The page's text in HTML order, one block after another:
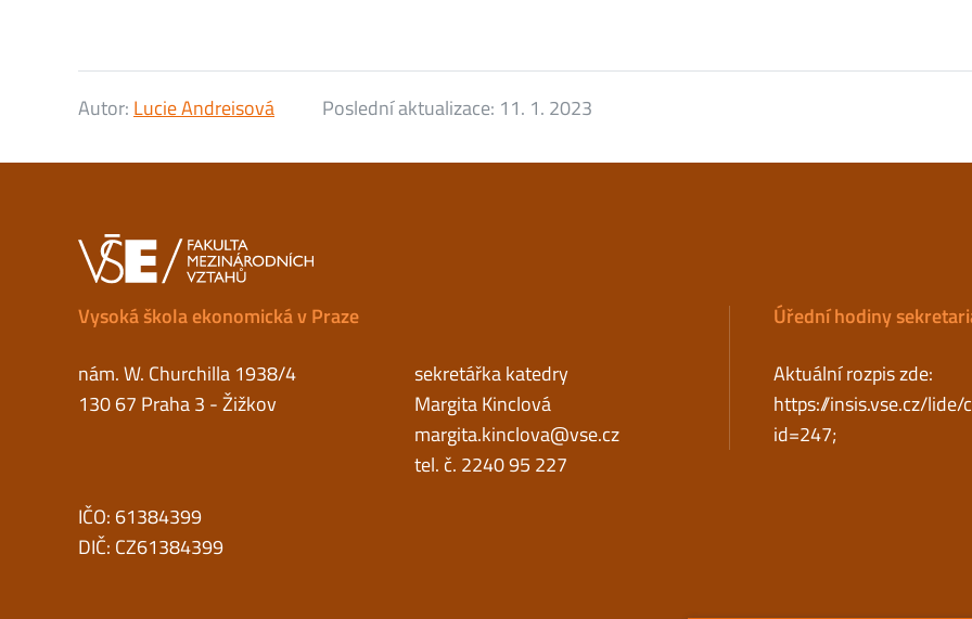
Autor: Lucie Andreisová Poslední aktualizace: 11. 1. 2023
Vysoká škola ekonomická v Praze
nám. W. Churchilla 1938/4
130 67 Praha 3 - Žižkov
sekretářka katedry
Margita Kinclová
margita.kinclova@vse.cz
tel. č. 2240 95 227
IČO: 61384399
DIČ: CZ61384399
Úřední hodiny
Aktuální rozpis zde:
https://insis.vse.cz/lide/
id=247;